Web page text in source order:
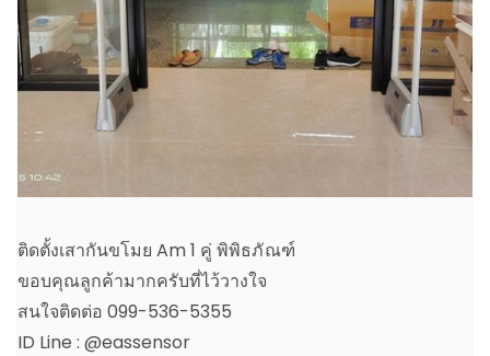
ติดตั้งเสากันขโมย Am 1 คู่ พิพิธภัณฑ์
ขอบคุณลูกค้ามากครับที่ไว้วางใจ
สนใจติดต่อ 099-536-5355
ID Line : @eassensor